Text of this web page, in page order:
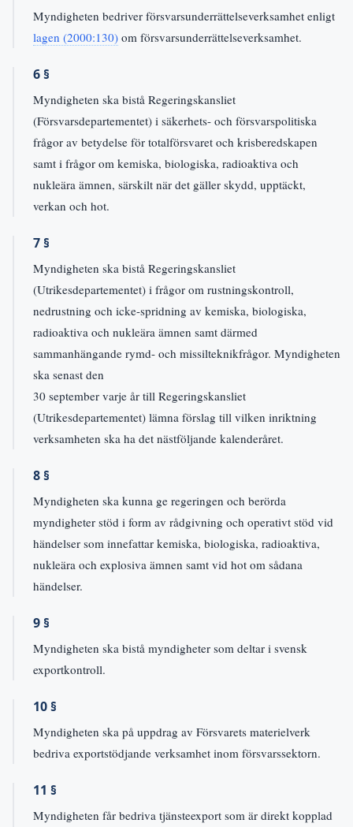
Myndigheten bedriver försvarsunderrättelseverksamhet enligt
lagen (2000:130) om försvarsunderrättelseverksamhet.
6 §
Myndigheten ska bistå Regeringskansliet
(Försvarsdepartementet) i säkerhets- och försvarspolitiska
frågor av betydelse för totalförsvaret och krisberedskapen
samt i frågor om kemiska, biologiska, radioaktiva och
nukleära ämnen, särskilt när det gäller skydd, upptäckt,
verkan och hot.
7 §
Myndigheten ska bistå Regeringskansliet
(Utrikesdepartementet) i frågor om rustningskontroll,
nedrustning och icke-spridning av kemiska, biologiska,
radioaktiva och nukleära ämnen samt därmed
sammanhängande rymd- och missilteknikfrågor. Myndigheten
ska senast den
30 september varje år till Regeringskansliet
(Utrikesdepartementet) lämna förslag till vilken inriktning
verksamheten ska ha det nästföljande kalenderåret.
8 §
Myndigheten ska kunna ge regeringen och berörda
myndigheter stöd i form av rådgivning och operativt stöd vid
händelser som innefattar kemiska, biologiska, radioaktiva,
nukleära och explosiva ämnen samt vid hot om sådana
händelser.
9 §
Myndigheten ska bistå myndigheter som deltar i svensk
exportkontroll.
10 §
Myndigheten ska på uppdrag av Försvarets materielverk
bedriva exportstödjande verksamhet inom försvarssektorn.
11 §
Myndigheten får bedriva tjänsteexport som är direkt kopplad